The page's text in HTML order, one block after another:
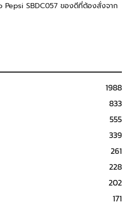
Pepsi SBDC057 ของดีที่ต้องสั่งจาก
1988
833
555
339
261
228
202
171